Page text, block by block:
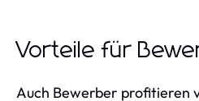
Vorteile für
Auch Bewerber profitieren